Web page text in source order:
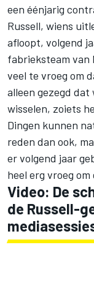
een éénjarig
Russell, wiens
afloopt, volgend
fabrieksteam van
veel te vroeg om
alleen gezegd
wisselen, zoiets
Dingen kunnen
reden dan ook,
er volgend jaar
heel erg vroeg
Video: De
de Russell-